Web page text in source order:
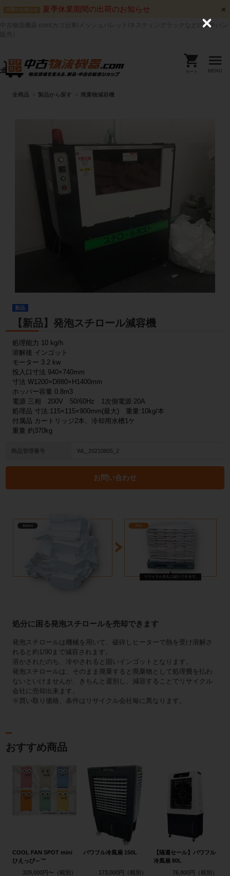
出荷のお知らせ 夏季休業期間の出荷のお知らせ
中古物流機器.com(カゴ台車/メッシュパレット/ネスティングラックなどのマテハン
カート MENU
全商品 製品から探す 廃棄物減容機
新品
【新品】発泡スチロール減容機
処理能力 10 kg/h
溶解後 インゴット
モーター 3.2 kw
投入口寸法 940×740mm
寸法 W1200×D880×H1400mm
ホッパー容量 0.8m3
電源 三相 200V 50/60Hz 1次側電源:20A
処理品 寸法:115×115×900mm(最大) 重量:10kg/本
付属品 カートリッジ2本、冷却用水槽1ケ
重量 約370kg
商品管理番号 WL_20210805_2
お問い合わせ
処分に困る発泡スチロールを売却できます
発泡スチロールは機械を用いて、破砕しヒーターで熱を受け溶解さ
れると約1/90まで減容されます。
溶かされたのち、冷やされると固いインゴットとなります。
発泡スチロールは、そのまま廃棄すると廃棄物として処理費を払わ
ないといけませんが、きちんと選別し、減容することでリサイクル
会社に売却出来ます。
※買い取り価格、条件はリサイクル会社毎に異なります。
おすすめ商品
COOL FAN SPOT mini
ひえっぴ～™
328,000円〜
パワフル冷風扇 150L
173,000円
【隔週セール】パワフル
冷風扇 80L
76,800円
C
e